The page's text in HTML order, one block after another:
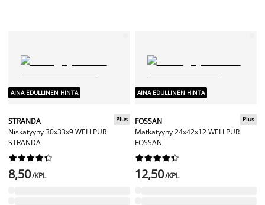
AINA EDULLINEN HINTA
STRANDA
Niskatyyny 30x33x9 WELLPUR
STRANDA
Plus






8,50/KPL
AINA EDULLINEN HINTA
FOSSAN
Matkatyyny 24x42x12 WELLPUR
FOSSAN
Plus






12,50/KPL